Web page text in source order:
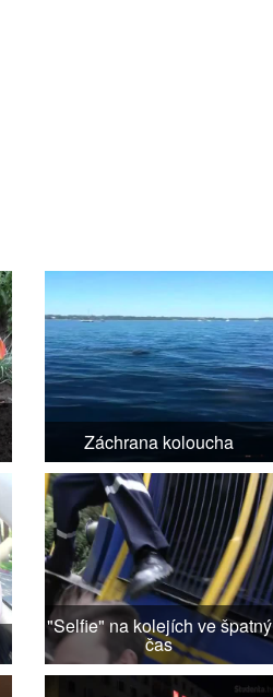
Záchrana koloucha
"Selfie" na kolejích ve špatný
čas